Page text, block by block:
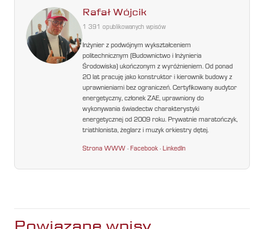
Rafał Wójcik
1 391 opublikowanych wpisów
Inżynier z podwójnym wykształceniem
politechnicznym (Budownictwo i Inżynieria
Środowiska) ukończonym z wyróżnieniem. Od ponad
20 lat pracuję jako konstruktor i kierownik budowy z
uprawnieniami bez ograniczeń. Certyfikowany audytor
energetyczny, członek ZAE, uprawniony do
wykonywania świadectw charakterystyki
energetycznej od 2009 roku. Prywatnie maratończyk,
triathlonista, żeglarz i muzyk orkiestry dętej.
Strona WWW ·Facebook ·LinkedIn